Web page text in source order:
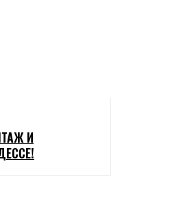
И